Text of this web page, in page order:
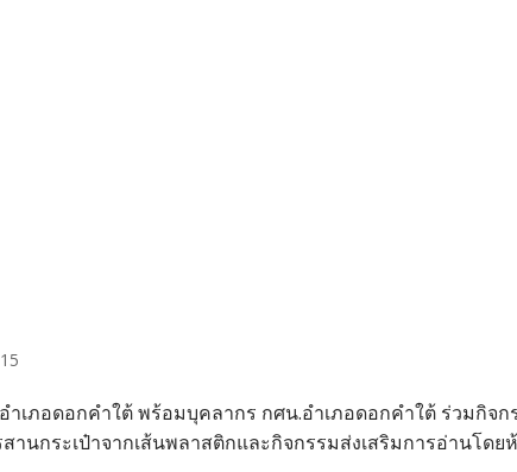
ำเภอดอกคำใต้ พร้อมบุคลากร กศน.อำเภอดอกคำใต้ ร่วมกิ
านกระเป๋าจากเส้นพลาสติกและกิจกรรมส่งเสริมการอ่านโด